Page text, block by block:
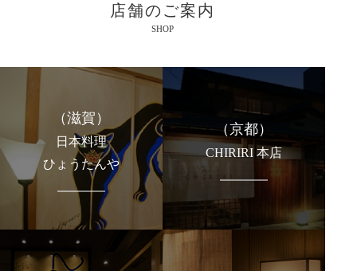
店舗のご案内
SHOP
（滋賀）
日本料理
ひょうたんや
（京都）
CHIRIRI 本店